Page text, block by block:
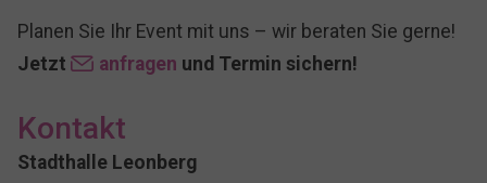
Planen Sie Ihr Event mit uns – wir beraten Sie gerne!
Jetzt
anfragen und Termin sichern!
Kontakt
Stadthalle Leonberg